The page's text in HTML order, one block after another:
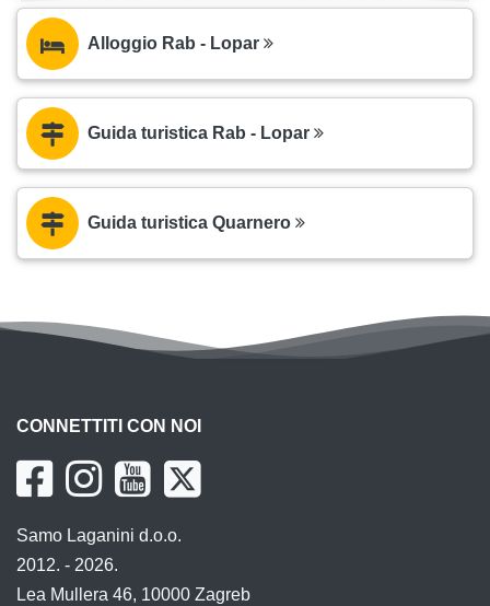
Alloggio Rab - Lopar
Guida turistica Rab - Lopar
Guida turistica Quarnero
CONNETTITI CON NOI
Samo Laganini d.o.o.
2012. - 2026.
Lea Mullera 46, 10000 Zagreb